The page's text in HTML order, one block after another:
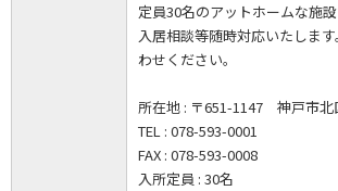
定員30名のアットホームな施設
入居相談等随時対応いたしま
わせください。
所在地 : 〒651-1147 神戸市北
TEL : 078-593-0001
FAX : 078-593-0008
入所定員 : 30名